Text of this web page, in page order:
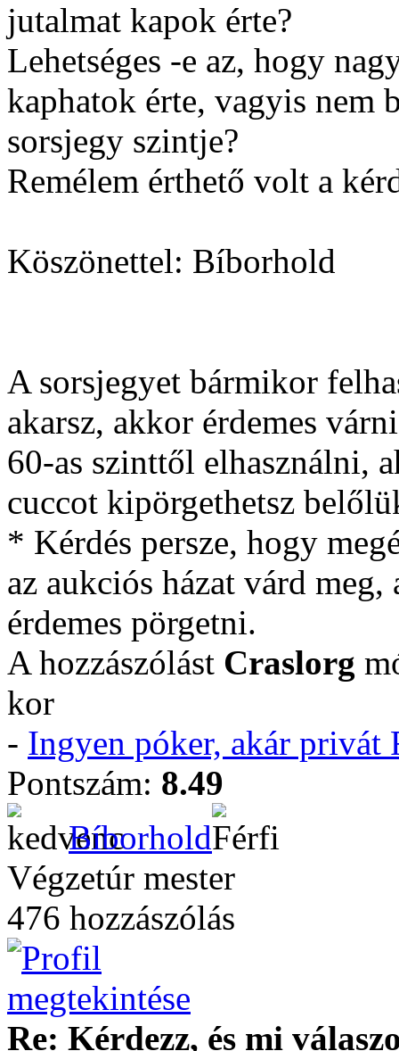
jutalmat kapok érte?
Lehetséges -e az, hogy
kaphatok érte, vagyis nem
sorsjegy szintje?
Remélem érthető volt a
Köszönettel: Bíborhold
A sorsjegyet bármikor
akarsz, akkor érdemes
60-as szinttől elhasználni,
cuccot kipörgethetsz
* Kérdés persze, hogy
az aukciós házat várd
érdemes pörgetni.
A hozzászólást Craslorg
kor
- Ingyen póker, akár privát
Pontszám: 8.49
Bíborhold
Végzetúr mester
476 hozzászólás
Re: Kérdezz, és mi